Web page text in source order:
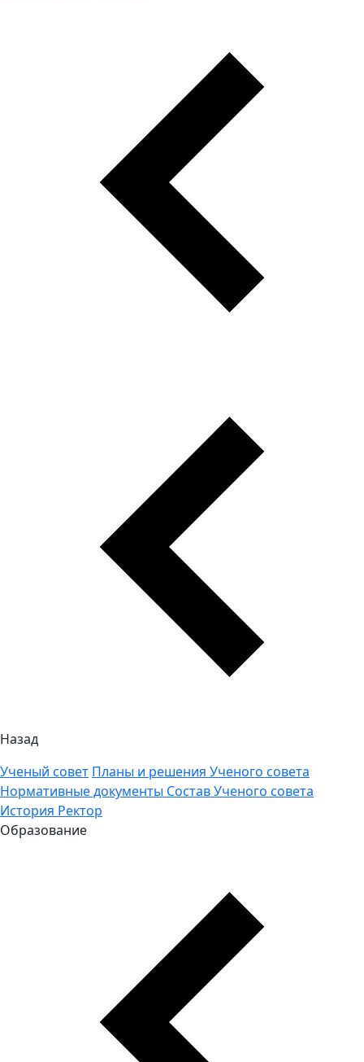
Назад
Ученый совет Планы и решения Ученого совета
Нормативные документы Состав Ученого совета
История Ректор
Образование